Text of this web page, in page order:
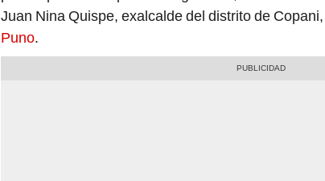
Juan Nina Quispe, exalcalde del distrito de
Puno.